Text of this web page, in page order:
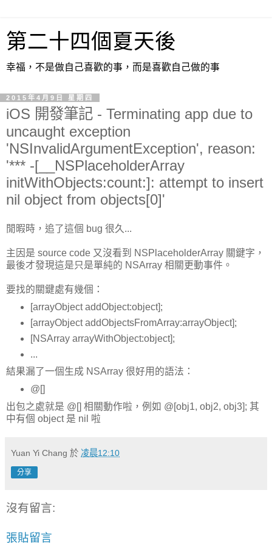
第二十四個夏天後
幸福，不是做自己喜歡的事，而是喜歡自己做的事
2015年4月9日 星期四
iOS 開發筆記 - Terminating app due to
uncaught exception
'NSInvalidArgumentException', reason:
'*** -[__NSPlaceholderArray
initWithObjects:count:]: attempt to insert
nil object from objects[0]'
閒暇時，追了這個 bug 很久...
主因是 source code 又沒看到 NSPlaceholderArray 關鍵字，
最後才發現這是只是單純的 NSArray 相關更動事件。
要找的關鍵處有幾個：
[arrayObject addObject:object];
[arrayObject addObjectsFromArray:arrayObject];
[NSArray arrayWithObject:object];
...
結果漏了一個生成 NSArray 很好用的語法：
@[]
出包之處就是 @[] 相關動作啦，例如 @[obj1, obj2, obj3]; 其
中有個 object 是 nil 啦
Yuan Yi Chang 於 凌晨12:10
分享
沒有留言:
張貼留言